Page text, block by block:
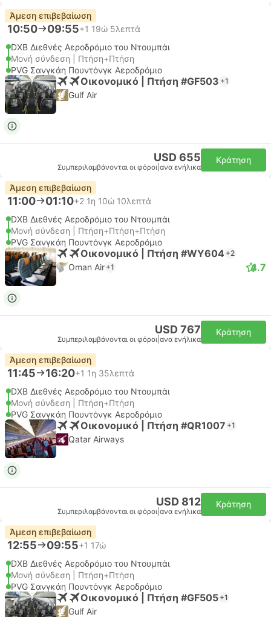
Άμεση επιβεβαίωση
10:50 09:55+1 19ώ 5λεπτά
DXB Διεθνές Αεροδρόμιο του Ντουμπάι
Μονή σύνδεση | Πτήση+Πτήση
PVG Σανγκάη Πουντόνγκ Αεροδρόμιο
Οικονομικό | Πτήση #GF503 +1
Gulf Air
USD 655
Συμπεριλαμβάνονται οι φόροι ανα ενήλικα
Κράτηση
Άμεση επιβεβαίωση
11:00 01:10+2 1η 10ώ 10λεπτά
DXB Διεθνές Αεροδρόμιο του Ντουμπάι
Μονή σύνδεση | Πτήση+Πτήση+Πτήση
PVG Σανγκάη Πουντόνγκ Αεροδρόμιο
Οικονομικό | Πτήση #WY604 +2
Oman Air +1 4.7
USD 767
Συμπεριλαμβάνονται οι φόροι ανα ενήλικα
Κράτηση
Άμεση επιβεβαίωση
11:45 16:20+1 1η 35λεπτά
DXB Διεθνές Αεροδρόμιο του Ντουμπάι
Μονή σύνδεση | Πτήση+Πτήση
PVG Σανγκάη Πουντόνγκ Αεροδρόμιο
Οικονομικό | Πτήση #QR1007 +1
Qatar Airways
USD 812
Συμπεριλαμβάνονται οι φόροι ανα ενήλικα
Κράτηση
Άμεση επιβεβαίωση
12:55 09:55+1 17ώ
DXB Διεθνές Αεροδρόμιο του Ντουμπάι
Μονή σύνδεση | Πτήση+Πτήση
PVG Σανγκάη Πουντόνγκ Αεροδρόμιο
Οικονομικό | Πτήση #GF505 +1
Gulf Air